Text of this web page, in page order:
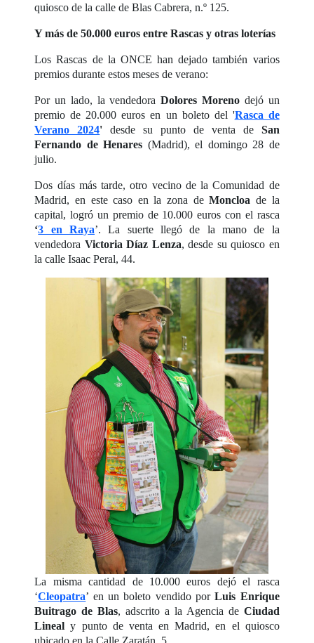
quiosco de la calle de Blas Cabrera, n.º 125.
Y más de 50.000 euros entre Rascas y otras loterías
Los Rascas de la ONCE han dejado también varios
premios durante estos meses de verano:
Por un lado, la vendedoraDolores Moreno dejó un
premio de 20.000 euros en un boleto del 'Rasca de
Verano 2024' desde su punto de venta de San
Fernando de Henares (Madrid), el domingo 28 de
julio.
Dos días más tarde, otro vecino de la Comunidad de
Madrid, en este caso en la zona deMoncloade la
capital, logró un premio de 10.000 euros con el rasca
‘3 en Raya’. La suerte llegó de la mano de la
vendedora Victoria Díaz Lenza, desde su quiosco en
la calle Isaac Peral, 44.
La misma cantidad de 10.000 euros dejó el rasca
‘Cleopatra’ en un boleto vendido porLuis Enrique
Buitrago de Blas, adscrito a la Agencia de Ciudad
Lineal y punto de venta en Madrid, en el quiosco